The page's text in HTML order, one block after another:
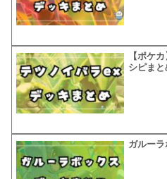
【ポケ
シピまと
ガルー